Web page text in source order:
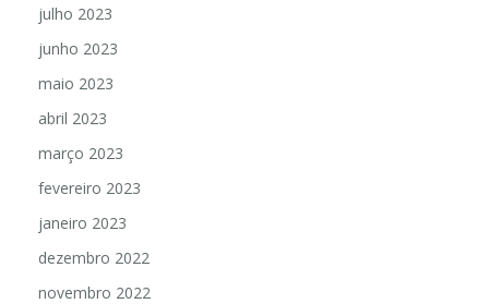
julho 2023
junho 2023
maio 2023
abril 2023
março 2023
fevereiro 2023
janeiro 2023
dezembro 2022
novembro 2022